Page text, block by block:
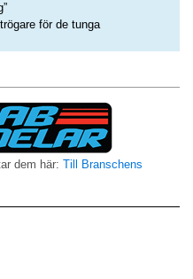
för de tunga
dem här: Till Branschens